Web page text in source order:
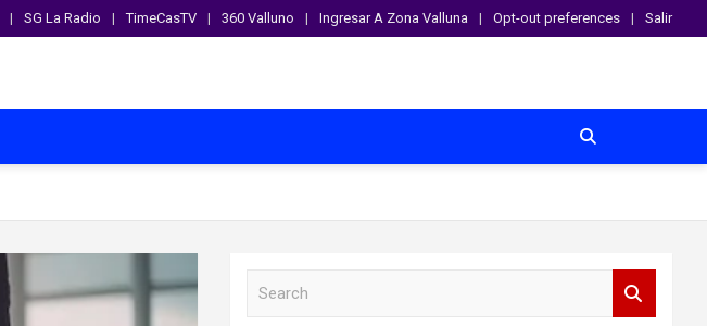
SG La Radio TimeCasTV 360 Valluno Ingresar A Zona Valluna Opt-out preferences Salir